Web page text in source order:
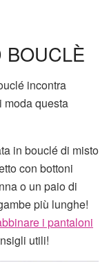
BOUCLÈ
incontra
moda questa
in bouclé di misto
con bottoni
o un paio di
più lunghe!
i pantaloni
utili!